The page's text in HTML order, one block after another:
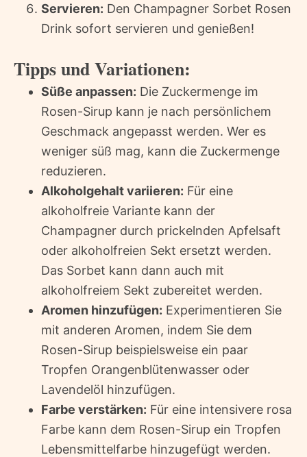
Servieren: Den Champagner Sorbet Rosen
Drink sofort servieren und genießen!
Tipps und Variationen:
Süße anpassen: Die Zuckermenge im
Rosen-Sirup kann je nach persönlichem
Geschmack angepasst werden. Wer es
weniger süß mag, kann die Zuckermenge
reduzieren.
Alkoholgehalt variieren: Für eine
alkoholfreie Variante kann der
Champagner durch prickelnden Apfelsaft
oder alkoholfreien Sekt ersetzt werden.
Das Sorbet kann dann auch mit
alkoholfreiem Sekt zubereitet werden.
Aromen hinzufügen: Experimentieren Sie
mit anderen Aromen, indem Sie dem
Rosen-Sirup beispielsweise ein paar
Tropfen Orangenblütenwasser oder
Lavendelöl hinzufügen.
Farbe verstärken: Für eine intensivere rosa
Farbe kann dem Rosen-Sirup ein Tropfen
Lebensmittelfarbe hinzugefügt werden.